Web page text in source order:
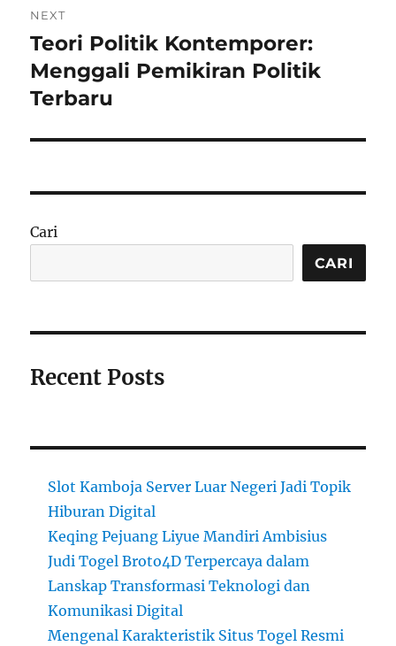
NEXT
Next
post:
Teori Politik Kontemporer:
Menggali Pemikiran Politik
Terbaru
Cari
CARI
Recent Posts
Slot Kamboja Server Luar Negeri Jadi Topik
Hiburan Digital
Keqing Pejuang Liyue Mandiri Ambisius
Judi Togel Broto4D Terpercaya dalam
Lanskap Transformasi Teknologi dan
Komunikasi Digital
Mengenal Karakteristik Situs Togel Resmi